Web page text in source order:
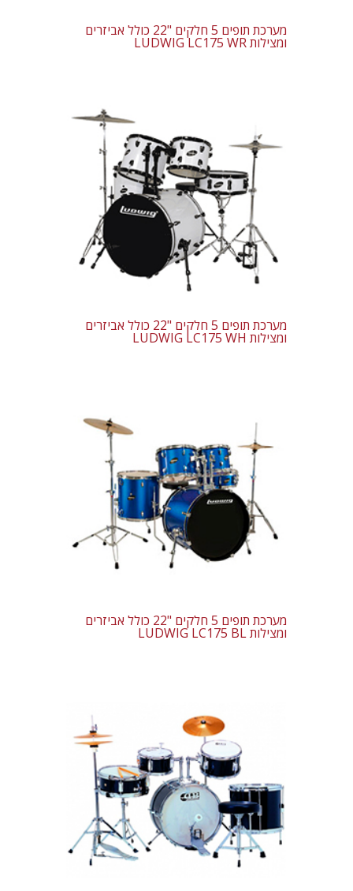
מערכת תופים 5 חלקים "22 כולל אביזרים
ומצילות LUDWIG LC175 WR
מערכת תופים 5 חלקים "22 כולל אביזרים
ומצילות LUDWIG LC175 WH
מערכת תופים 5 חלקים "22 כולל אביזרים
ומצילות LUDWIG LC175 BL